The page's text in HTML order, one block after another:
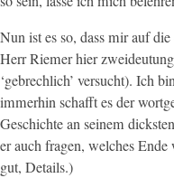
Nun ist es so, dass mir auf
Herr Riemer hier
‘gebrech­lich’ ver­sucht). Ich
immer­hin schafft es der
Geschichte an seinem
er auch fra­gen, welch­es
gut, Details.)